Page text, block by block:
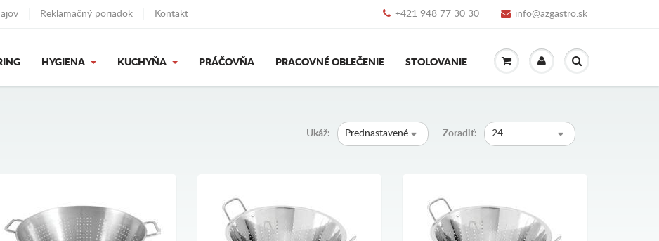
Reklamačný poriadok Kontakt +421 948 77 30 30 info@azgastro.sk
HYGIENA KUCHYŇA PRÁČOVŇA PRACOVNÉ OBLEČENIE STOLOVANIE
Ukáž: Prednastavené Zoradiť: 24